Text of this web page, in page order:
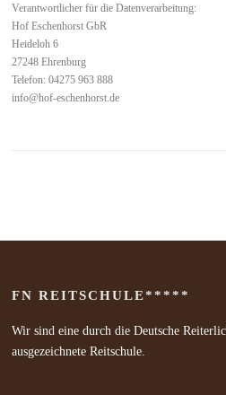
Verantwortlicher für die Datenverarbeitung:
Hof Eschenhorst GbR
Heideloh 6
27248 Ehrenburg
Telefon: 04275 963 888
info@hof-eschenhorst.de
FN REITSCHULE*****
Wir sind eine durch die Deutsche
ausgezeichnete Reitschule.